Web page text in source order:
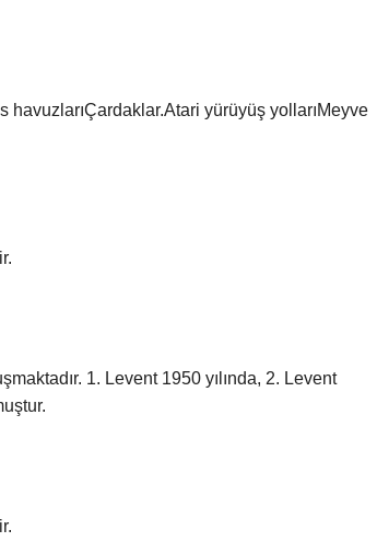
havuzlarıÇardaklar.Atari yürüyüş yollarıMeyve
1. Levent 1950 yılında, 2. Levent